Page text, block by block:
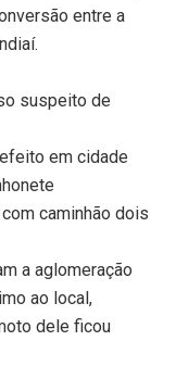
entre a
suspeito de
em cidade
caminhão dois
a aglomeração
ao local,
dele ficou